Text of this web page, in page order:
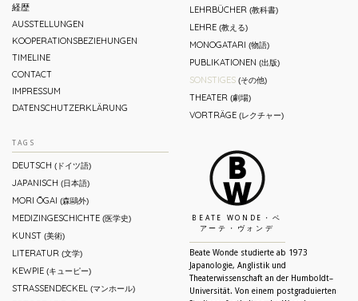
経歴
AUSSTELLUNGEN
KOOPERATIONSBEZIEHUNGEN
TIMELINE
CONTACT
IMPRESSUM
DATENSCHUTZERKLÄRUNG
LEHRBÜCHER (教科書)
LEHRE(教える)
MONOGATARI (物語)
PUBLIKATIONEN (出版)
SONSTIGES(その他)
THEATER (劇場)
VORTRÄGE(レクチャー)
TAGS
DEUTSCH (ドイツ語)
JAPANISCH (日本語)
MORI ŌGAI (森鷗外)
MEDIZINGESCHICHTE (医学史)
KUNST (美術)
LITERATUR (文学)
KEWPIE (キューピー)
STRASSENDECKEL (マンホール)
BEATE WONDE・ベ
アーテ・ヴォンデ
Beate Wonde studierte ab 1973
Japanologie, Anglistik und
Theaterwissenschaft an der Humboldt–
Universität. Von einem postgraduierten